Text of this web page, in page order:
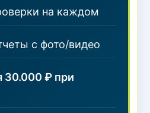
на каждом
с фото/видео
30.000 ₽ при